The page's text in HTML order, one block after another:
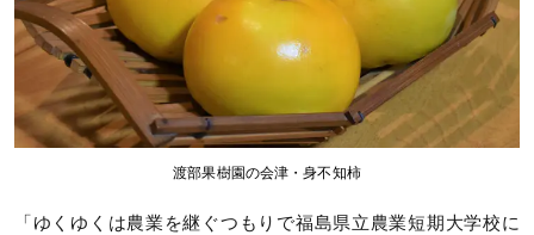
渡部果樹園の会津・身不知柿
「ゆくゆくは農業を継ぐつもりで福島県立農業短期大学校に